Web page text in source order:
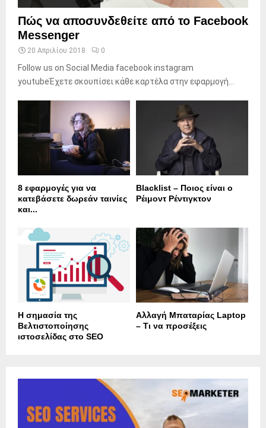
Πώς να αποσυνδεθείτε από το Facebook
Messenger
20 Απριλίου 2018 0
Follow us on Social Media facebook instagram
youtubeΈχετε σκουπίσει κάθε καρτέλα στην εφαρμογή...
8 εφαρμογές για να
κατεβάσετε δωρεάν ταινίες
και...
Blacklist – Ποιος είναι ο
Ρέιμοντ Ρέντιγκτον
Η σημασία της
Βελτιστοποίησης
ιστοσελίδας στο SEO
Αλλαγή Μπαταρίας Laptop
– Τι να προσέξεις